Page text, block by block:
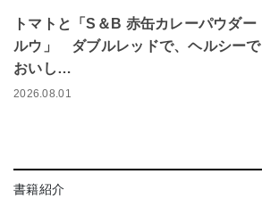
トマトと「S＆B 赤缶カレーパウダー
ルウ」 ダブルレッドで、ヘルシーで
おいし…
2026.08.01
書籍紹介